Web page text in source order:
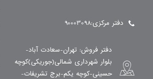
دفتر مرکزی:90003098
دفتر فروش: تهران-سعادت آباد-
بلوار شهرداری شمالی(جوریکی)کوچه
حسینی-کوچه یکم-برج تشریفات-